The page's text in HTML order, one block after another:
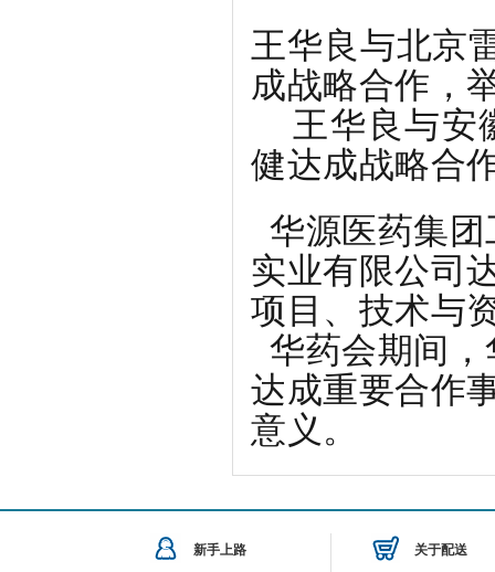
王华良与北京
成战略合作，
王华良与安
健达成战略合
华源医药集
实业有限公司
项目、技术与
华药会期间 ，
达成重要合作
意义。
新手上路
关于配送